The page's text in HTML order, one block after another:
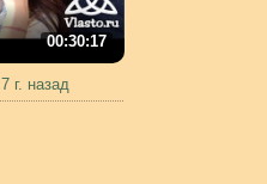
00:30:17
7 г. назад